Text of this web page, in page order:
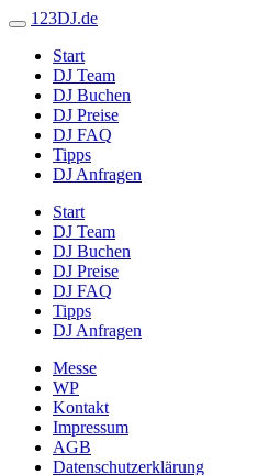
123DJ.de
Start
DJ Team
DJ Buchen
DJ Preise
DJ FAQ
Tipps
DJ Anfragen
Start
DJ Team
DJ Buchen
DJ Preise
DJ FAQ
Tipps
DJ Anfragen
Messe
WP
Kontakt
Impressum
AGB
Datenschutzerklärung